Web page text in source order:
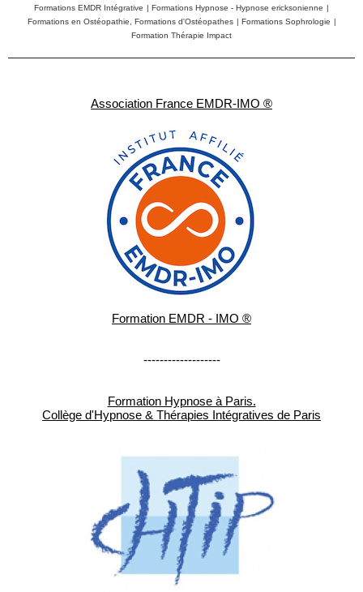
Association France EMDR-IMO ®
Formation EMDR - IMO ®
-------------------
Formation Hypnose à Paris.
Collège d'Hypnose & Thérapies Intégratives de Paris
Formations EMDR Intégrative | Formations Hypnose - Hypnose ericksonienne |
Formations en Ostéopathie, Formations d'Ostéopathes | Formations Sophrologie |
Formation Thérapie Impact